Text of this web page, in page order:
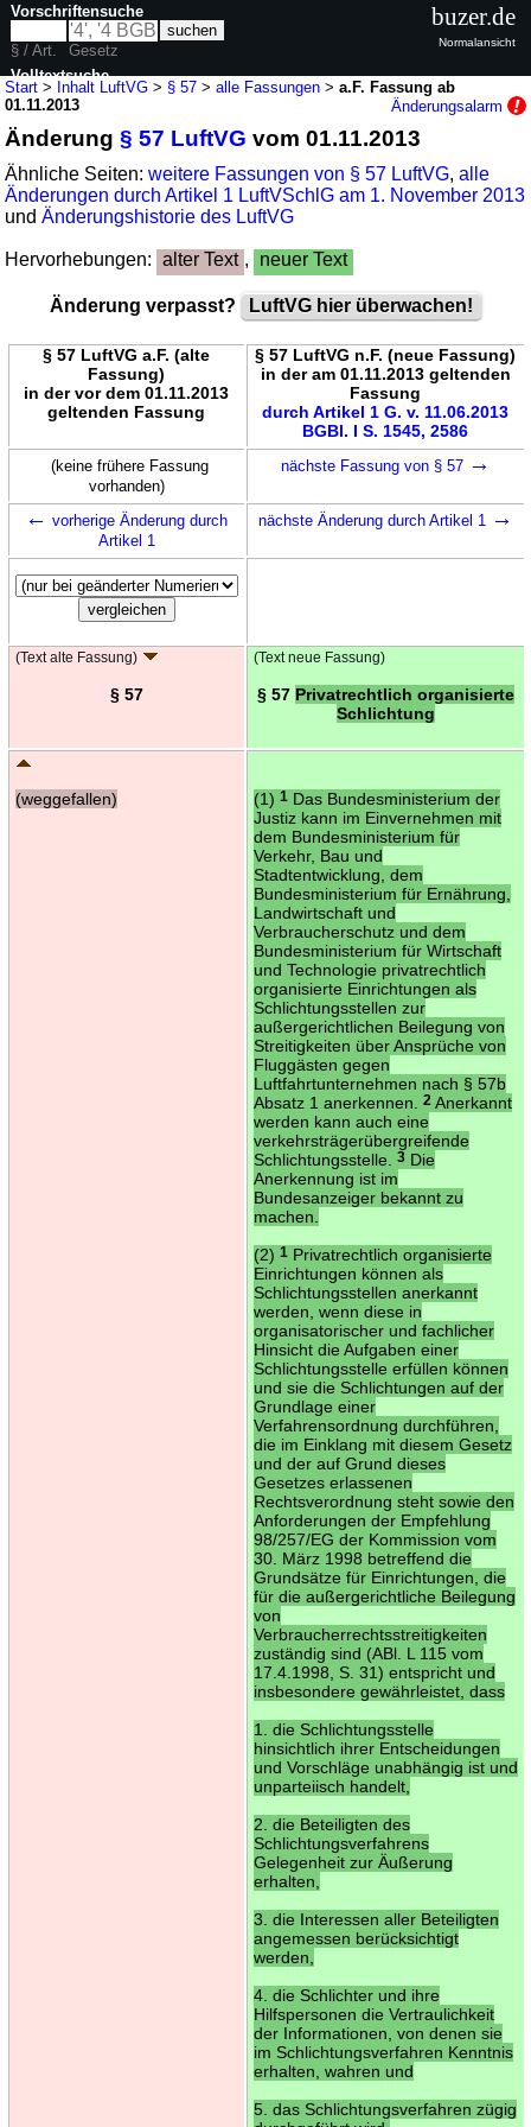
Start > Inhalt LuftVG > § 57 >alle Fassungen >a.F. Fassung ab
01.11.2013
Änderungsalarm
Änderung§ 57 LuftVG vom 01.11.2013
Ähnliche Seiten:weitere Fassungen von § 57 LuftVG,alle
Änderungen durch Artikel 1 LuftVSchlG am 1. November 2013
undÄnderungshistorie des LuftVG
Hervorhebungen: alter Text , neuer Text
Änderung verpasst? LuftVG hier überwachen!
§ 57 LuftVG a.F. (alte
Fassung)
in der vor dem 01.11.2013
geltenden Fassung
§ 57 LuftVG n.F. (neue Fassung)
in der am 01.11.2013 geltenden
Fassung
durch Artikel 1 G. v. 11.06.2013
BGBl. I S. 1545, 2586
(keine frühere Fassung
vorhanden)
nächste Fassung von § 57 →
← vorherige Änderung durch
Artikel 1
nächste Änderung durch Artikel 1 →
(Text alte Fassung)
§ 57
(Text neue Fassung)
§ 57 Privatrechtlich organisierte
Schlichtung
(weggefallen) (1) 1Das Bundesministerium der
Justiz kann im Einvernehmen mit
dem Bundesministerium für
Verkehr, Bau und
Stadtentwicklung, dem
Bundesministerium für Ernährung,
Landwirtschaft und
Verbraucherschutz und dem
Bundesministerium für Wirtschaft
und Technologie privatrechtlich
organisierte Einrichtungen als
Schlichtungsstellen zur
außergerichtlichen Beilegung von
Streitigkeiten über Ansprüche von
Fluggästen gegen
Luftfahrtunternehmen nach § 57b
Absatz 1 anerkennen.
2Anerkannt
werden kann auch eine
verkehrsträgerübergreifende
Schlichtungsstelle.
3Die
Anerkennung ist im
Bundesanzeiger bekannt zu
machen.
(2) 1Privatrechtlich organisierte
Einrichtungen können als
Schlichtungsstellen anerkannt
werden, wenn diese in
organisatorischer und fachlicher
Hinsicht die Aufgaben einer
Schlichtungsstelle erfüllen können
und sie die Schlichtungen auf der
Grundlage einer
Verfahrensordnung durchführen,
die im Einklang mit diesem Gesetz
und der auf Grund dieses
Gesetzes erlassenen
Rechtsverordnung steht sowie den
Anforderungen der Empfehlung
98/257/EG der Kommission vom
30. März 1998 betreffend die
Grundsätze für Einrichtungen, die
für die außergerichtliche Beilegung
von
Verbraucherrechtsstreitigkeiten
zuständig sind (ABl. L 115 vom
17.4.1998, S. 31) entspricht und
insbesondere gewährleistet, dass
1. die Schlichtungsstelle
hinsichtlich ihrer Entscheidungen
und Vorschläge unabhängig ist und
unparteiisch handelt,
2. die Beteiligten des
Schlichtungsverfahrens
Gelegenheit zur Äußerung
erhalten,
3. die Interessen aller Beteiligten
angemessen berücksichtigt
werden,
4. die Schlichter und ihre
Hilfspersonen die Vertraulichkeit
der Informationen, von denen sie
im Schlichtungsverfahren Kenntnis
erhalten, wahren und
5. das Schlichtungsverfahren zügig
Vorschriftensuche
§ / Art.
Gesetz
Volltextsuche
buzer.de
Normalansicht